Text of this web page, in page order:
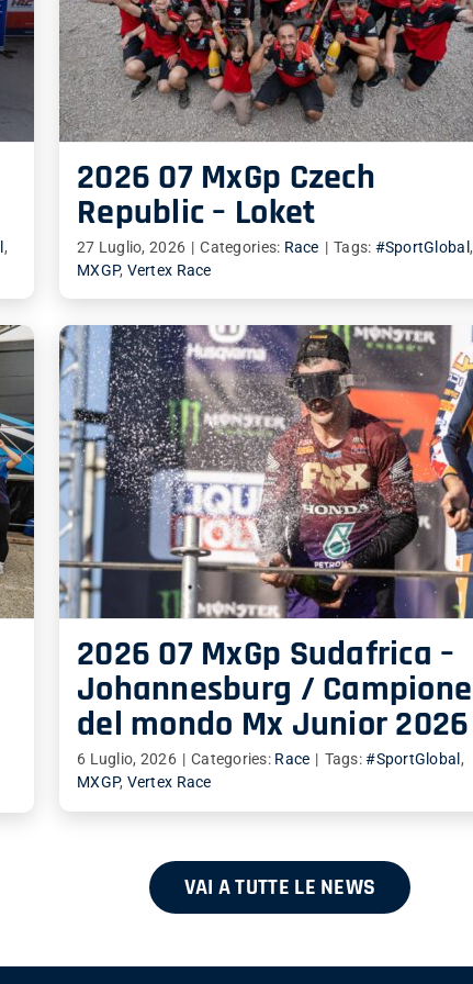
,
2026 07 MxGp Czech
Republic – Loket
27 Luglio, 2026 | Categories: Race | Tags: #SportGlobal ,
MXGP, Vertex Race
2026 07 MxGp Sudafrica –
Johannesburg / Campione
del mondo Mx Junior 2026
6 Luglio, 2026 | Categories: Race | Tags:#SportGlobal ,
MXGP, Vertex Race
VAI A TUTTE LE NEWS